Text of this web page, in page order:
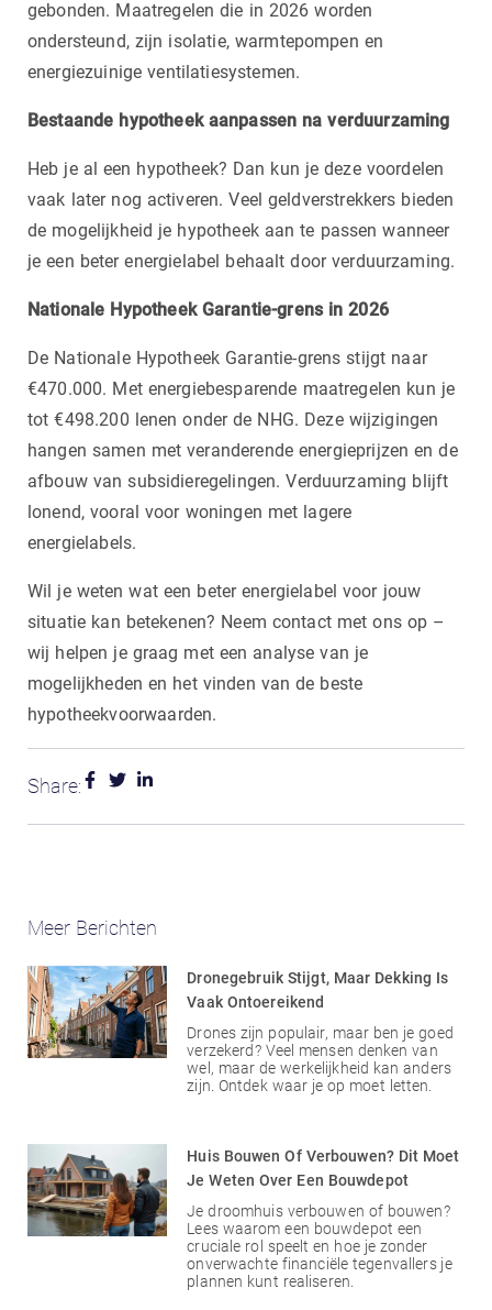
gebonden. Maatregelen die in 2026 worden
ondersteund, zijn isolatie, warmtepompen en
energiezuinige ventilatiesystemen.
Bestaande hypotheek aanpassen na verduurzaming
Heb je al een hypotheek? Dan kun je deze voordelen
vaak later nog activeren. Veel geldverstrekkers bieden
de mogelijkheid je hypotheek aan te passen wanneer
je een beter energielabel behaalt door verduurzaming.
Nationale Hypotheek Garantie-grens in 2026
De Nationale Hypotheek Garantie-grens stijgt naar
€470.000. Met energiebesparende maatregelen kun je
tot €498.200 lenen onder de NHG. Deze wijzigingen
hangen samen met veranderende energieprijzen en de
afbouw van subsidieregelingen. Verduurzaming blijft
lonend, vooral voor woningen met lagere
energielabels.
Wil je weten wat een beter energielabel voor jouw
situatie kan betekenen? Neem contact met ons op –
wij helpen je graag met een analyse van je
mogelijkheden en het vinden van de beste
hypotheekvoorwaarden.
Share:
Meer Berichten
Dronegebruik Stijgt, Maar Dekking Is
Vaak Ontoereikend
Drones zijn populair, maar ben je goed
verzekerd? Veel mensen denken van
wel, maar de werkelijkheid kan anders
zijn. Ontdek waar je op moet letten.
Huis Bouwen Of Verbouwen? Dit Moet
Je Weten Over Een Bouwdepot
Je droomhuis verbouwen of bouwen?
Lees waarom een bouwdepot een
cruciale rol speelt en hoe je zonder
onverwachte financiële tegenvallers je
plannen kunt realiseren.